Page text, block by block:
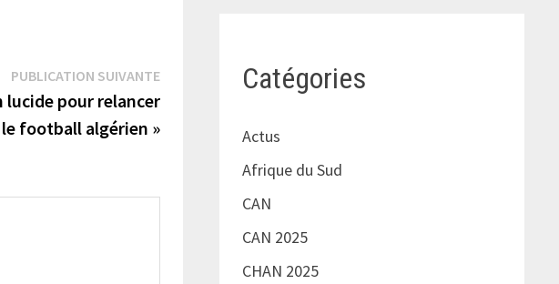
PUBLICATION SUIVANTEPublication
suivante :
lucide pour relancer
le football algérien »
Catégories
Actus
Afrique du Sud
CAN
CAN 2025
CHAN 2025